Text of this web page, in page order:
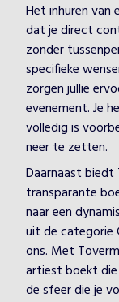
Het inhuren van
dat je direct
zonder
specifieke
zorgen jullie
evenement. Je
volledig is
neer te zetten.
Daarnaast
transparante
naar een
uit de categorie
ons. Met
artiest boekt
de sfeer die je